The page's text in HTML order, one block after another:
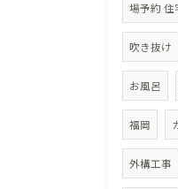
場予約 住
吹き抜け
お風呂
福岡
外構工事